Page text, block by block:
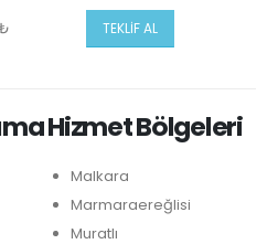
TEKLİF AL
Hizmet Bölgeleri
Malkara
Marmaraereğlisi
Muratlı